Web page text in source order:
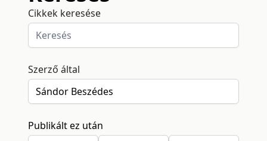
Cikkek keresése
Szerző által
Publikált ez után